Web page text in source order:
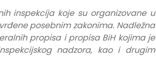
inspekcija koje su organizovane u
posebnim zakonima. Nadležna
propisa i propisa BiH kojima je
nadzora, kao i drugim